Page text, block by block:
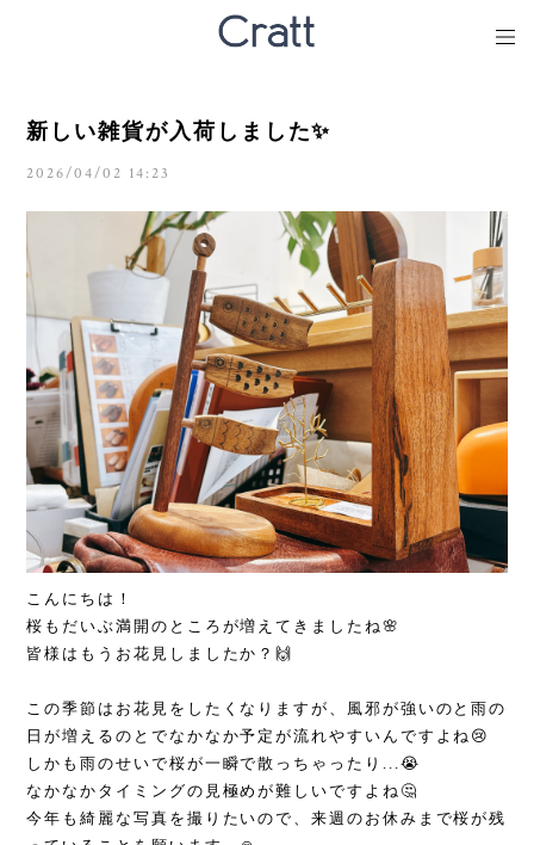
新しい雑貨が入荷しました✨
2026/04/02 14:23
こんにちは！
桜もだいぶ満開のところが増えてきましたね🌸
皆様はもうお花見しましたか？🙌
この季節はお花見をしたくなりますが、風邪が強いのと雨の
日が増えるのとでなかなか予定が流れやすいんですよね😢
しかも雨のせいで桜が一瞬で散っちゃったり...😭
なかなかタイミングの見極めが難しいですよね🤔
今年も綺麗な写真を撮りたいので、来週のお休みまで桜が残